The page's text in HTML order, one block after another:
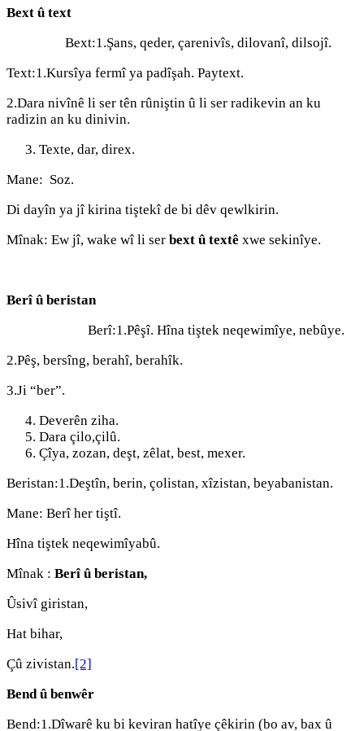
Bext û text
Bext:1.Şans, qeder, çarenivîs, dilovanî, dilsojî.
Text:1.Kursîya fermî ya padîşah. Paytext.
2.Dara nivînê li ser tên rûniştin û li ser radikevin an ku
radizin an ku dinivin.
Texte, dar, direx.
Mane: Soz.
Di dayîn ya jî kirina tiştekî de bi dêv qewlkirin.
Mînak: Ew jî, wake wî li ser bext û textê xwe sekinîye.
Berî û beristan
Berî:1.Pêşî. Hîna tiştek neqewimîye, nebûye.
2.Pêş, bersîng, berahî, berahîk.
3.Ji “ber”.
Deverên ziha.
Dara çilo,çilû.
Çîya, zozan, deşt, zêlat, best, mexer.
Beristan:1.Deştîn, berin, çolistan, xîzistan, beyabanistan.
Mane: Berî her tiştî.
Hîna tiştek neqewimîyabû.
Mînak : Berî û beristan,
Ûsivî giristan,
Hat bihar,
Çû zivistan.[2]
Bend û benwêr
Bend:1.Dîwarê ku bi keviran hatîye çêkirin (bo av, bax û